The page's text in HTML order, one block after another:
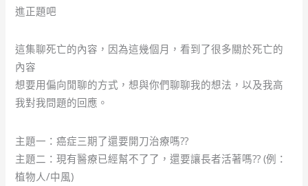
進正題吧
這集聊死亡的內容，因為這幾個月，看到了很多關於死亡的
內容
想要用偏向閒聊的方式，想與你們聊聊我的想法，以及我高
我對我問題的回應。
主題一：癌症三期了還要開刀治療嗎??
主題二：現有醫療已經幫不了了，還要讓長者活著嗎?? (例：
植物人/中風)